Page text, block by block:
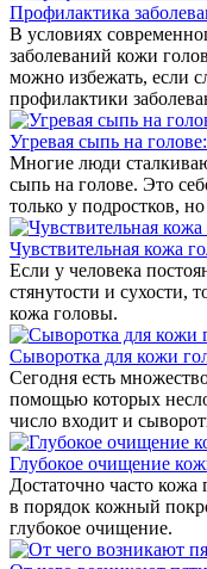
Профилактика
В условиях
заболеваний кожи
можно избежать, если
профилактики
Угревая сыпь на
Многие люди
сыпь на голове. Это
только у подростков,
Чувствительная кожа
Если у человека
стянутости и сухости,
кожа головы.
Сыворотка для кожи
Сегодня есть
помощью которых
число входит и
Глубокое очищение
Достаточно часто
в порядок кожный
глубокое очищение.